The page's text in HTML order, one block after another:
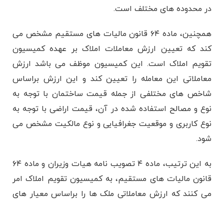
در محدوده‌ های مختلف است.
همچنین، ماده ۶۴ قانون مالیات های مستقیم مشخص می‌
کند که تعیین ارزش معاملات املاک بر عهده کمیسیون
تقویم املاک است. این کمیسیون موظف می باشد ارزش
معاملاتی این معامله را تعیین کند و این ارزش براساس
شاخص ‌های مختلفی از جمله قیمت ساختمان با توجه به
نوع و مصالح استفاده شده در آن، قیمت اراضی با توجه به
نوع کاربری و موقعیت جغرافیایی و نوع مالکیت مشخص می
‌شود.
به این ترتیب، ماده ۴ تصویب ‌نامه هیات وزیران و ماده ۶۴
قانون مالیات های مستقیم، به کمیسیون تقویم املاک امر
می ‌کنند که ارزش معاملاتی ملک ‌ها را براساس معیار های